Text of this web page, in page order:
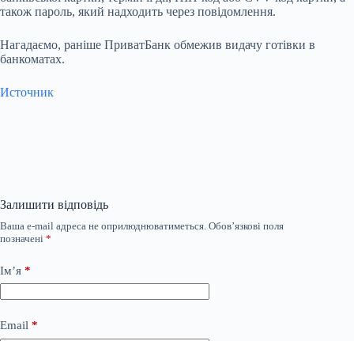
також пароль, який надходить через повідомлення.
Нагадаємо, раніше ПриватБанк обмежив видачу готівки в
банкоматах.
Источник
Залишити відповідь
Ваша e-mail адреса не оприлюднюватиметься. Обов’язкові поля
позначені *
Ім’я *
Email *